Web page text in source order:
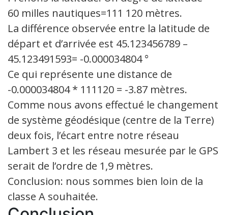
60 milles nautiques=111 120 mètres.
La différence observée entre la latitude de
départ et d’arrivée est 45.123456789 –
45.123491593= -0.000034804 °
Ce qui représente une distance de
-0.000034804 * 111120 = -3.87 mètres.
Comme nous avons effectué le changement
de système géodésique (centre de la Terre)
deux fois, l’écart entre notre réseau
Lambert 3 et les réseau mesurée par le GPS
serait de l’ordre de 1,9 mètres.
Conclusion: nous sommes bien loin de la
classe A souhaitée.